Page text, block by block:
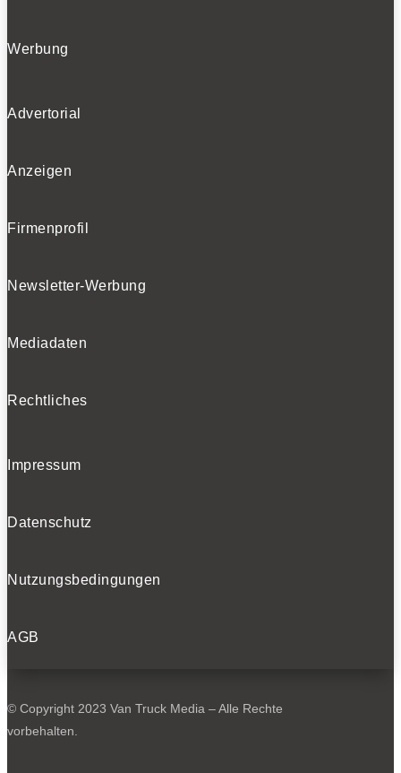
Werbung
Advertorial
Anzeigen
Firmenprofil
Newsletter-Werbung
Mediadaten
Rechtliches
Impressum
Datenschutz
Nutzungsbedingungen
AGB
© Copyright 2023 Van Truck Media – Alle Rechte
vorbehalten.